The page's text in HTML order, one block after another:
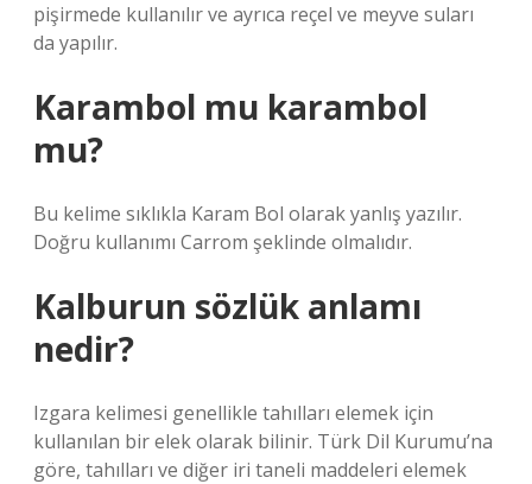
pişirmede kullanılır ve ayrıca reçel ve meyve suları
da yapılır.
Karambol mu karambol
mu?
Bu kelime sıklıkla Karam Bol olarak yanlış yazılır.
Doğru kullanımı Carrom şeklinde olmalıdır.
Kalburun sözlük anlamı
nedir?
Izgara kelimesi genellikle tahılları elemek için
kullanılan bir elek olarak bilinir. Türk Dil Kurumu’na
göre, tahılları ve diğer iri taneli maddeleri elemek